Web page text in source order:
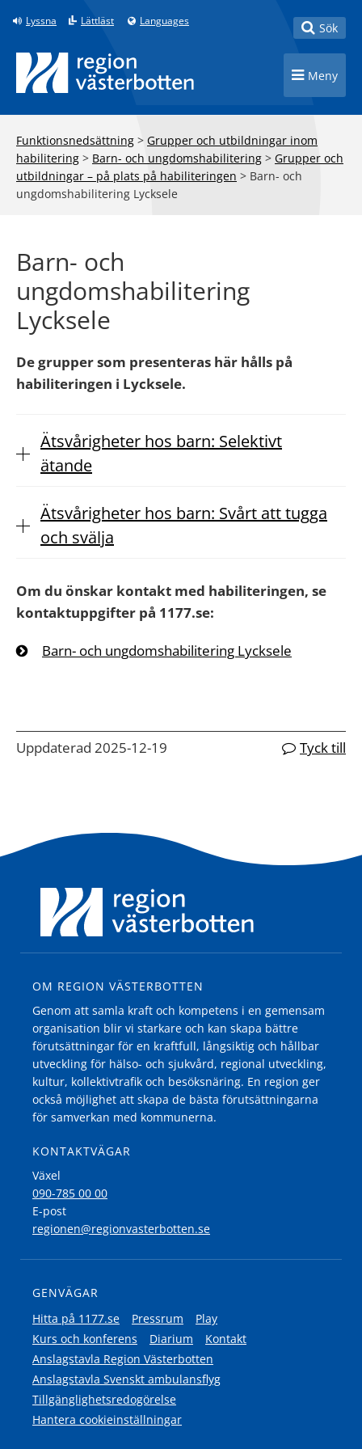
Till innehåll på sidan
Lyssna Lättläst Languages Toggle
Sök
Toggle
Meny
Funktionsnedsättning > Grupper och utbildningar inom
habilitering > Barn- och ungdomshabilitering > Grupper och
utbildningar – på plats på habiliteringen > Barn- och
ungdomshabilitering Lycksele
Barn- och
ungdomshabilitering
Lycksele
De grupper som presenteras här hålls på
habiliteringen i Lycksele.
Ätsvårigheter hos barn: Selektivt
ätande
Ätsvårigheter hos barn: Svårt att tugga
och svälja
Om du önskar kontakt med habiliteringen, se
kontaktuppgifter på 1177.se:
Barn- och ungdomshabilitering Lycksele
Uppdaterad 2025-12-19 Tyck till
OM REGION VÄSTERBOTTEN
Genom att samla kraft och kompetens i en gemensam
organisation blir vi starkare och kan skapa bättre
förutsättningar för en kraftfull, långsiktig och hållbar
utveckling för hälso- och sjukvård, regional utveckling,
kultur, kollektivtrafik och besöksnäring. En region ger
också möjlighet att skapa de bästa förutsättningarna
för samverkan med kommunerna.
KONTAKTVÄGAR
Växel
090-785 00 00
E-post
regionen@regionvasterbotten.se
GENVÄGAR
Hitta på 1177.se
Pressrum
Play
Kurs och konferens
Diarium
Kontakt
Anslagstavla Region Västerbotten
Anslagstavla Svenskt ambulansflyg
Tillgänglighetsredogörelse
Hantera cookieinställningar